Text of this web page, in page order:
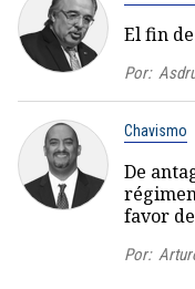
El fin
Por:
Chavismo
De
favor
Por: